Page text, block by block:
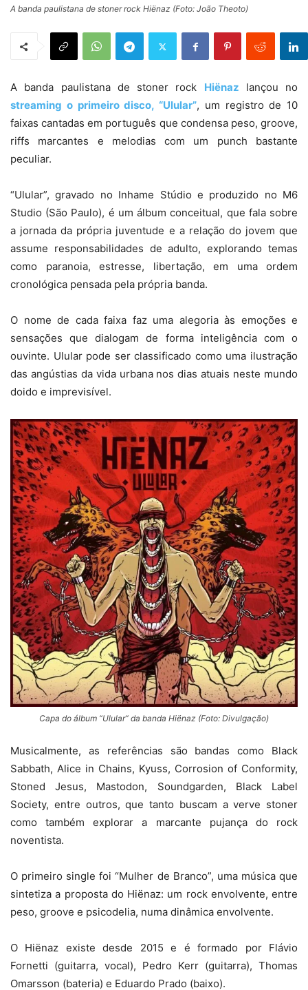
A banda paulistana de stoner rock Hiënaz (Foto: João Theoto)
A banda paulistana de stoner rock Hiënaz lançou no
streaming o primeiro disco, “Ulular”, um registro de 10
faixas cantadas em português que condensa peso, groove,
riffs marcantes e melodias com um punch bastante
peculiar.
“Ulular”, gravado no Inhame Stúdio e produzido no M6
Studio (São Paulo), é um álbum conceitual, que fala sobre
a jornada da própria juventude e a relação do jovem que
assume responsabilidades de adulto, explorando temas
como paranoia, estresse, libertação, em uma ordem
cronológica pensada pela própria banda.
O nome de cada faixa faz uma alegoria às emoções e
sensações que dialogam de forma inteligência com o
ouvinte. Ulular pode ser classificado como uma ilustração
das angústias da vida urbana nos dias atuais neste mundo
doido e imprevisível.
Capa do álbum “Ulular” da banda Hiënaz (Foto: Divulgação)
Musicalmente, as referências são bandas como Black
Sabbath, Alice in Chains, Kyuss, Corrosion of Conformity,
Stoned Jesus, Mastodon, Soundgarden, Black Label
Society, entre outros, que tanto buscam a verve stoner
como também explorar a marcante pujança do rock
noventista.
O primeiro single foi “Mulher de Branco”, uma música que
sintetiza a proposta do Hiënaz: um rock envolvente, entre
peso, groove e psicodelia, numa dinâmica envolvente.
O Hiënaz existe desde 2015 e é formado por Flávio
Fornetti (guitarra, vocal), Pedro Kerr (guitarra), Thomas
Omarsson (bateria) e Eduardo Prado (baixo).